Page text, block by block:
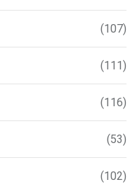
(107)
(111)
(116)
(53)
(102)